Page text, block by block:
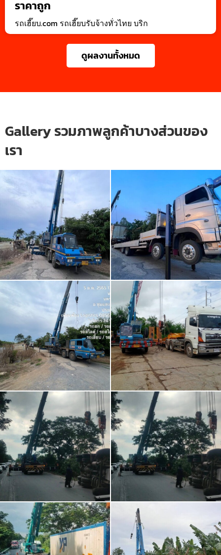
ราคาถูก
รถเฮี๊ยบ.com รถเฮี๊ยบรับจ้างทั่วไทย บริก
ดูผลงานทั้งหมด
Gallery รวมภาพลูกค้าบางส่วนของ
เรา